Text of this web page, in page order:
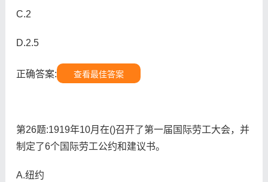
C.2
D.2.5
正确答案: 查看最佳答案
第26题:1919年10月在()召开了第一届国际劳工大会，并
制定了6个国际劳工公约和建议书。
A.纽约